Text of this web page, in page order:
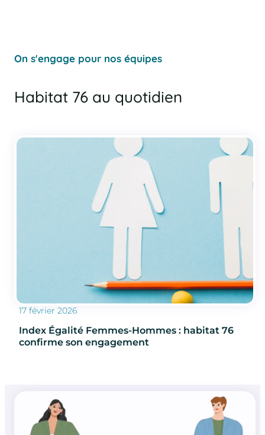
Habitat 76 au quotidien
On s'engage pour nos équipes
17 février 2026
Index Égalité Femmes-Hommes : habitat 76
confirme son engagement